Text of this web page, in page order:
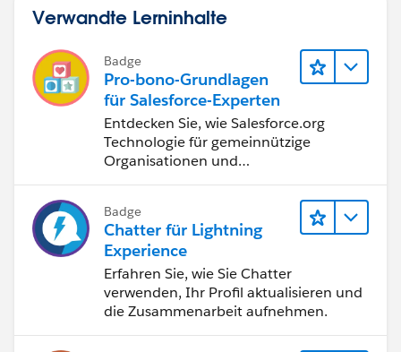
Verwandte Lerninhalte
Badge
Pro-bono-Grundlagen
für Salesforce-Experten
Entdecken Sie, wie Salesforce.org
Technologie für gemeinnützige
Organisationen und
Badge
Chatter für Lightning
Experience
Erfahren Sie, wie Sie Chatter
verwenden, Ihr Profil aktualisieren und
die Zusammenarbeit aufnehmen.